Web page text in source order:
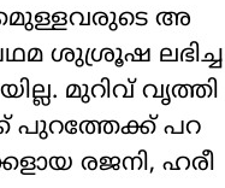
അ​
ശു​ശ്രൂ​ഷ ല​ഭി​ച്ച​
മു​റി​വ്​ വൃ​ത്തി​
പു​റ​ത്തേ​ക്ക്​ പ​റ​
ര​ജ​നി, ഹ​രീ​